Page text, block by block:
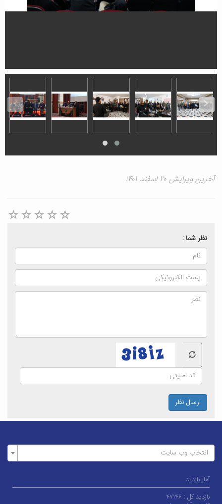
آخرین ویرایش ۲۰ اسفند ۱۴۰۱
نظر شما :
ارسال نظر
انتخاب وب سایت
آمار بازدید
بازدید کل : ۴۷۱۴۶